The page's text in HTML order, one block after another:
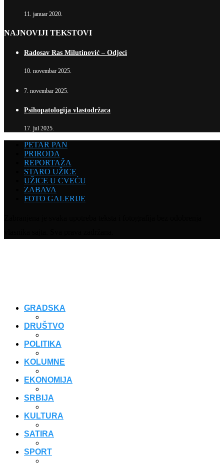
11. januar 2020.
NAJNOVIJI TEKSTOVI
Radosav Ras Milutinović – Odjeci
10. novembar 2025.
7. novembar 2025.
Psihopatologija vlastodržaca
17. jul 2025.
PETAR PAN
PRIRODA
REPORTAŽA
STARO UŽICE
UŽICE U CVEĆU
ZABAVA
FOTO GALERIJE
GRADSKA
DRUŠTVO
POLITIKA
KOLUMNE
EKONOMIJA
SRBIJA
KULTURA
SATIRA
SPORT